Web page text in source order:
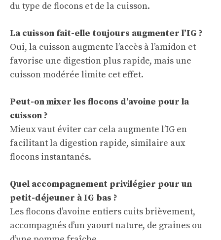
du type de flocons et de la cuisson.
La cuisson fait-elle toujours augmenter l’IG ?
Oui, la cuisson augmente l’accès à l’amidon et
favorise une digestion plus rapide, mais une
cuisson modérée limite cet effet.
Peut-on mixer les flocons d’avoine pour la
cuisson ?
Mieux vaut éviter car cela augmente l’IG en
facilitant la digestion rapide, similaire aux
flocons instantanés.
Quel accompagnement privilégier pour un
petit-déjeuner à IG bas ?
Les flocons d’avoine entiers cuits brièvement,
accompagnés d’un yaourt nature, de graines ou